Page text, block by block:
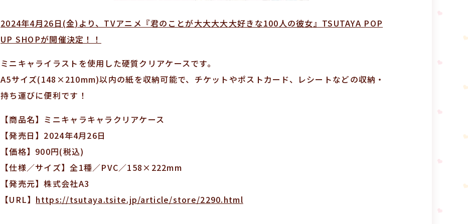
2024年4月26日(金)より、TVアニメ『君のことが大大大大大好きな100人の彼女』TSUTAYA POP
UP SHOPが開催決定！！
ミニキャライラストを使用した硬質クリアケースです。
A5サイズ(148×210mm)以内の紙を収納可能で、チケットやポストカード、レシートなどの収納・
持ち運びに便利です！
【商品名】ミニキャラキャラクリアケース
【発売日】2024年4月26日
【価格】900円(税込)
【仕様／サイズ】全1種／PVC／158×222mm
【発売元】株式会社A3
【URL】 https://tsutaya.tsite.jp/article/store/2290.html